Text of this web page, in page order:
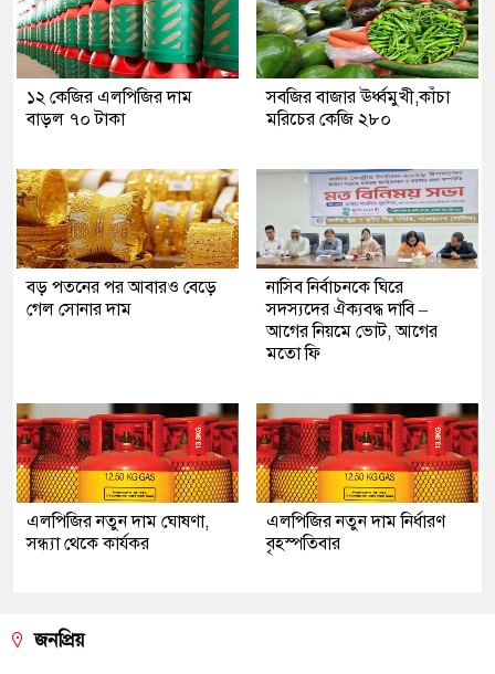
১২ কেজির এলপিজির দাম
বাড়ল ৭০ টাকা
সবজির বাজার ঊর্ধ্বমুখী,কাঁচা
মরিচের কেজি ২৮০
বড় পতনের পর আবারও বেড়ে
গেল সোনার দাম
নাসিব নির্বাচনকে ঘিরে
সদস্যদের ঐক্যবদ্ধ দাবি –
আগের নিয়মে ভোট, আগের
মতো ফি
এলপিজির নতুন দাম ঘোষণা,
সন্ধ্যা থেকে কার্যকর
এলপিজির নতুন দাম নির্ধারণ
বৃহস্পতিবার
জনপ্রিয়